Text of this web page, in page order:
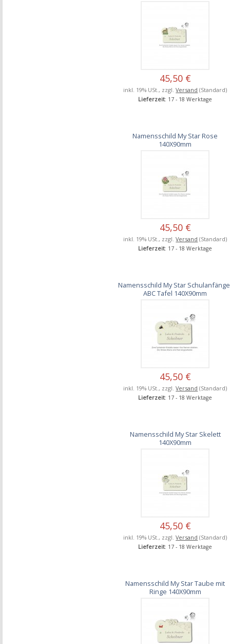
45,50 €
inkl. 19% USt., zzgl.Versand (Standard)
Lieferzeit: 17 - 18 Werktage
Namensschild My Star Rose
140X90mm
45,50 €
inkl. 19% USt., zzgl.Versand (Standard)
Lieferzeit: 17 - 18 Werktage
Namensschild My Star
ABC Tafel 140X90mm
45,50 €
inkl. 19% USt., zzgl.Versand (Standard)
Lieferzeit: 17 - 18 Werktage
Namensschild My Star Skelett
140X90mm
45,50 €
inkl. 19% USt., zzgl.Versand (Standard)
Lieferzeit: 17 - 18 Werktage
Namensschild My Star Taube mit
Ringe 140X90mm